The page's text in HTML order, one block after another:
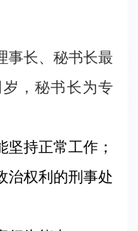
长、秘书长最
岁，秘书长为专
持正常工作；
权利的刑事处